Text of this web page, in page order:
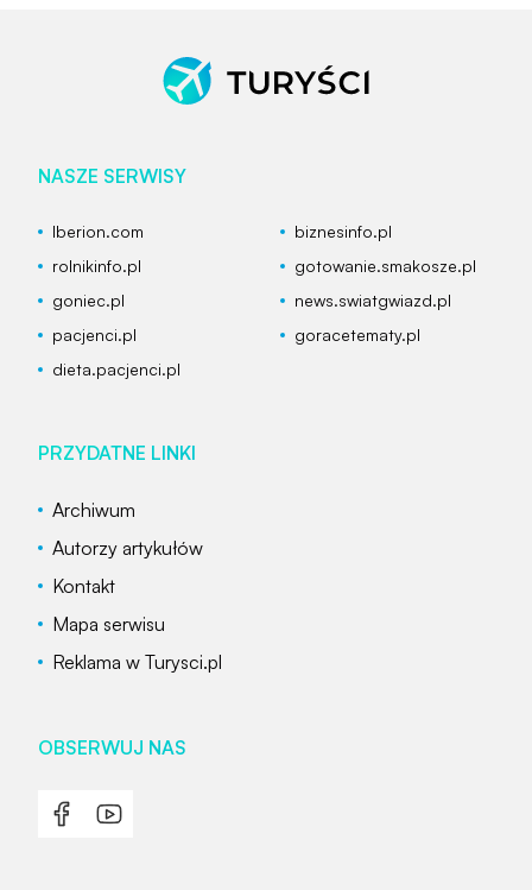
NASZE SERWISY
Iberion.com
biznesinfo.pl
rolnikinfo.pl
gotowanie.smakosze.pl
goniec.pl
news.swiatgwiazd.pl
pacjenci.pl
goracetematy.pl
dieta.pacjenci.pl
PRZYDATNE LINKI
Archiwum
Autorzy artykułów
Kontakt
Mapa serwisu
Reklama w Turysci.pl
OBSERWUJ NAS